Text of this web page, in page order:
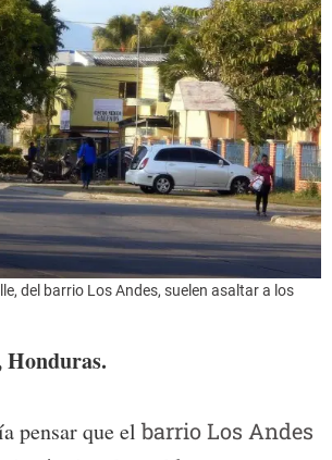
del barrio Los Andes, suelen asaltar a los
Honduras.
pensar que elbarrio Los Andes